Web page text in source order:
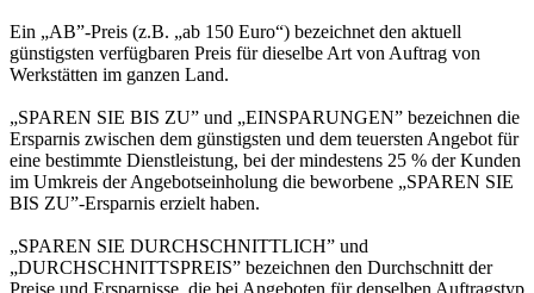
Ein „AB”-Preis (z.B. „ab 150 Euro“) bezeichnet den aktuell
günstigsten verfügbaren Preis für dieselbe Art von Auftrag von
Werkstätten im ganzen Land.
„SPAREN SIE BIS ZU” und „EINSPARUNGEN” bezeichnen die
Ersparnis zwischen dem günstigsten und dem teuersten Angebot für
eine bestimmte Dienstleistung, bei der mindestens 25 % der Kunden
im Umkreis der Angebotseinholung die beworbene „SPAREN SIE
BIS ZU”-Ersparnis erzielt haben.
„SPAREN SIE DURCHSCHNITTLICH” und
„DURCHSCHNITTSPREIS” bezeichnen den Durchschnitt der
Preise und Ersparnisse, die bei Angeboten für denselben Auftragstyp